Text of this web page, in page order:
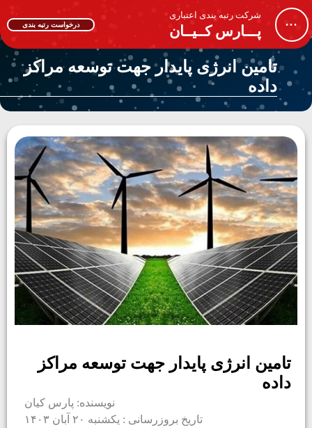
...
شرکت رتبه بندی اعتباری
پـــارس کــیــان درخواست رتبه بندی
تامین انرژی پایدار جهت توسعه مراکز
داده
تامین انرژی پایدار جهت توسعه مراکز
داده
نویسنده: پارس کیان
تاریخ بروزرسانی : یکشنبه ۲۰ آبان ۱۴۰۳